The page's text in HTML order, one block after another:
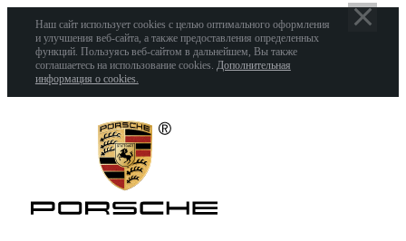
Наш сайт использует cookies с целью оптимального оформления
и улучшения веб-сайта, а также предоставления определенных
функций. Пользуясь веб-сайтом в дальнейшем, Вы также
соглашаетесь на использование cookies. Дополнительная
информация о cookies.